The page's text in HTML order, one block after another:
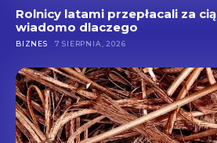
Rolnicy latami przepłacali za
wiadomo dlaczego
BIZNES 7 SIERPNIA, 2026